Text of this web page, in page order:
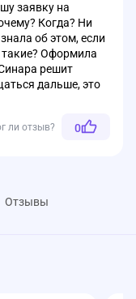
заявку на
Когда? Ни
об этом, если
Оформила
решит
дальше, это
ли отзыв? 0
Отзывы